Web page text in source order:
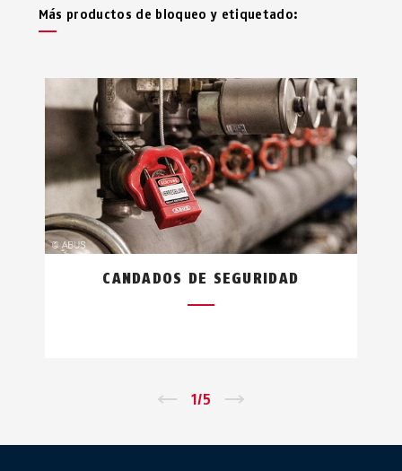
Más productos de bloqueo y etiquetado:
CANDADOS DE SEGURIDAD
1/5